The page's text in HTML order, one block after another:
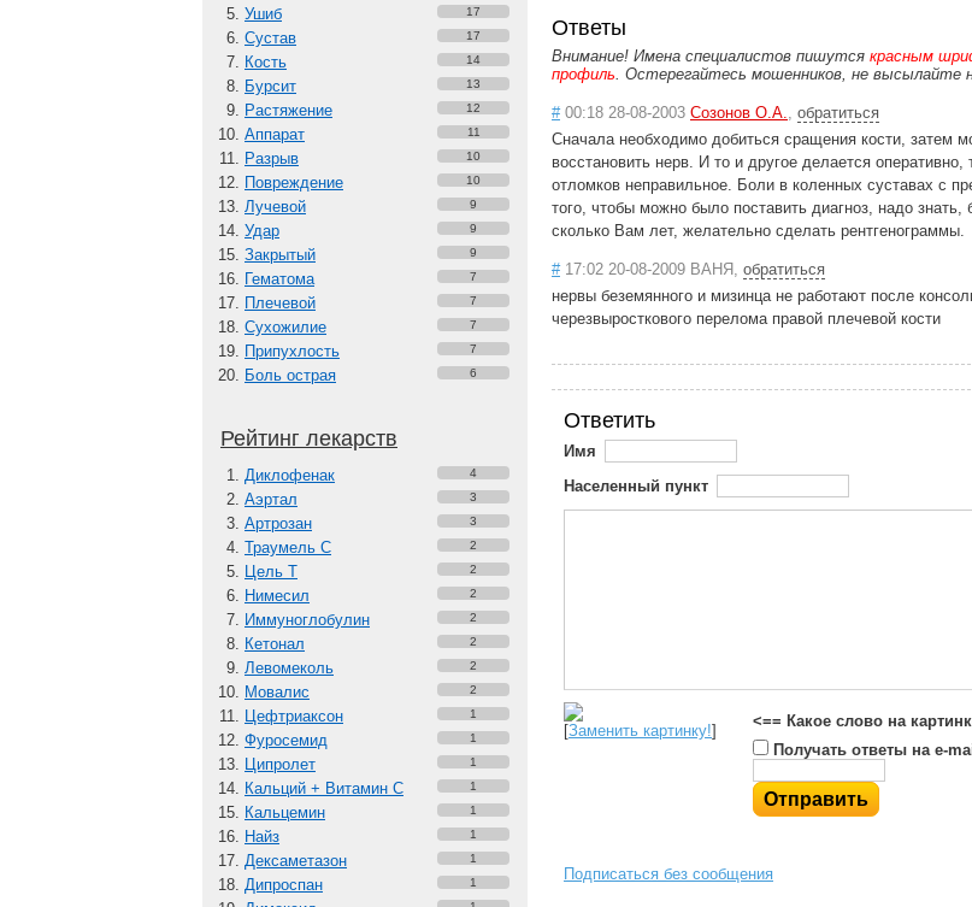
Ушиб 17
Сустав 17
Кость 14
Бурсит 13
Растяжение 12
Аппарат 11
Разрыв 10
Повреждение 10
Лучевой 9
Удар 9
Закрытый 9
Гематома 7
Плечевой 7
Сухожилие 7
Припухлость 7
Боль острая 6
Рейтинг лекарств
Диклофенак 4
Аэртал 3
Артрозан 3
Траумель С 2
Цель Т 2
Нимесил 2
Иммуноглобулин 2
Кетонал 2
Левомеколь 2
Мовалис 2
Цефтриаксон 1
Фуросемид 1
Ципролет 1
Кальций + Витамин C 1
Кальцемин 1
Найз 1
Дексаметазон 1
Дипроспан 1
Ответы
Внимание! Имена специалистов пишутся красным
профиль. Остерегайтесь мошенников, не высылайте
#00:18 28-08-2003 Созонов О.А., обратиться
Сначала необходимо добиться сращения кости, затем
восстановить нерв. И то и другое делается
отломков неправильное. Боли в коленных суставах с
того, чтобы можно было поставить диагноз, надо
сколько Вам лет, желательно сделать рентгенограммы.
#17:02 20-08-2009 ВАНЯ, обратиться
нервы беземянного и мизинца не работают после
черезвыросткового перелома правой плечевой кости
Ответить
Имя
Населенный пункт
[Заменить картинку!]
<== Какое слово на
Получать ответы на e-
Подписаться без сообщения